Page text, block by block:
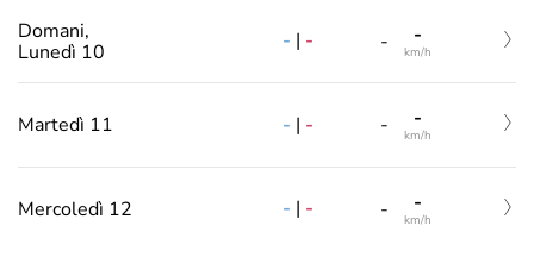
Domani,
Lunedì 10
- | - - -
km/h
Martedì 11 - | - - -
km/h
Mercoledì 12 - | - - -
km/h